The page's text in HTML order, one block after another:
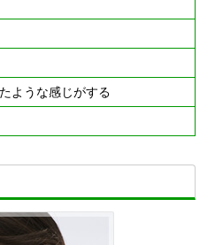
ような感じがする